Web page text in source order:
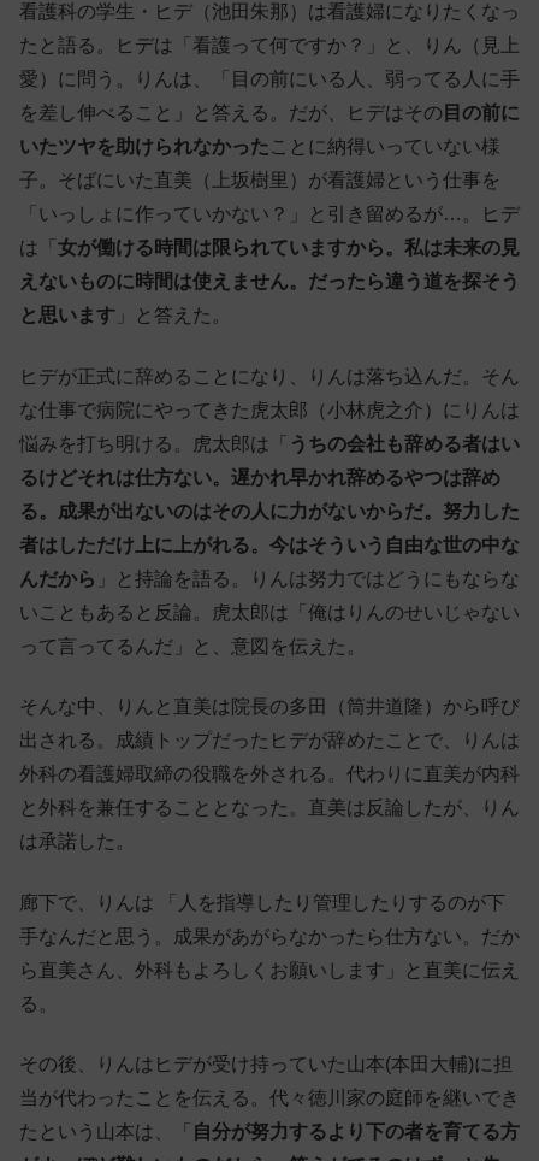
看護科の学生・ヒデ（池田朱那）は看護婦になりたくなっ
たと語る。ヒデは「看護って何ですか？」と、りん（見上
愛）に問う。りんは、「目の前にいる人、弱ってる人に手
を差し伸べること」と答える。だが、ヒデはその 目の前に
いたツヤを助けられなかったことに納得いっていない様
子。そばにいた直美（上坂樹里）が看護婦という仕事を
「いっしょに作っていかない？」と引き留めるが…。ヒデ
は「 女が働ける時間は限られていますから。私は未来の見
えないものに時間は使えません。だったら違う道を探そう
と思います 」と答えた。
ヒデが正式に辞めることになり、りんは落ち込んだ。そん
な仕事で病院にやってきた虎太郎（小林虎之介）にりんは
悩みを打ち明ける。虎太郎は「 うちの会社も辞める者はい
るけどそれは仕方ない。遅かれ早かれ辞めるやつは辞め
る。成果が出ないのはその人に力がないからだ。努力した
者はしただけ上に上がれる。今はそういう自由な世の中な
んだから 」と持論を語る。りんは努力ではどうにもならな
いこともあると反論。虎太郎は「俺はりんのせいじゃない
って言ってるんだ」と、意図を伝えた。
そんな中、りんと直美は院長の多田（筒井道隆）から呼び
出される。成績トップだったヒデが辞めたことで、りんは
外科の看護婦取締の役職を外される。代わりに直美が内科
と外科を兼任することとなった。直美は反論したが、りん
は承諾した。
廊下で、りんは 「人を指導したり管理したりするのが下
手なんだと思う。成果があがらなかったら仕方ない。だか
ら直美さん、外科もよろしくお願いします」と直美に伝え
る。
その後、りんはヒデが受け持っていた山本(本田大輔)に担
当が代わったことを伝える。代々徳川家の庭師を継いでき
たという山本は、「 自分が努力するより下の者を育てる方